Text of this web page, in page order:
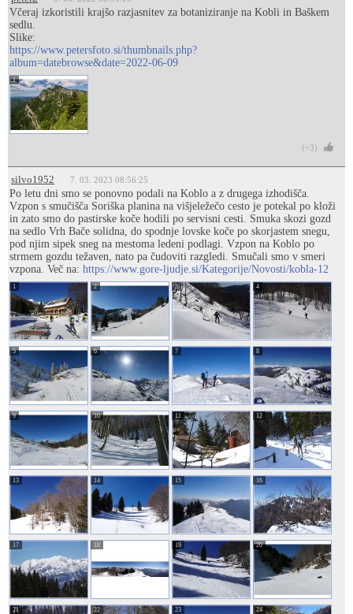
Včeraj izkoristili krajšo razjasnitev za botaniziranje na Kobli in Baškem
sedlu.
Slike:
https://www.petersfoto.si/thumbnails.php?
album=datebrowse&date=2022-06-09
1
(+3)
silvo1952 7. 03. 2023 08:56:25
Po letu dni smo se ponovno podali na Koblo a z drugega izhodišča.
Vzpon s smučišča Soriška planina na višjeležečo cesto je potekal po kloži
in zato smo do pastirske koče hodili po servisni cesti. Smuka skozi gozd
na sedlo Vrh Bače solidna, do spodnje lovske koče po skorjastem snegu,
pod njim sipek sneg na mestoma ledeni podlagi. Vzpon na Koblo po
strmem gozdu težaven, nato pa čudoviti razgledi. Smučali smo v smeri
vzpona. Več na: https://www.gore-ljudje.si/Kategorije/Novosti/kobla-12
1 2 3 4
5 6 7 8
9 10 11 12
13 14 15 16
17 18 19 20
21 22 23 24